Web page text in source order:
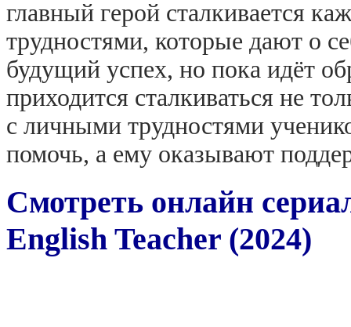
главный герой сталкивается
трудностями, которые дают о
будущий успех, но пока идёт
приходится сталкиваться не
с личными трудностями
помочь, а ему оказывают
Смотреть онлайн
English Teacher (2024)